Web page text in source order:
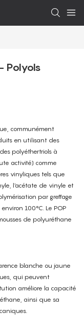
Polyols
communément
en utilisant des
polyéthertriols à
activité) comme
vinyliques tels que
l'acétate de vinyle et
par greffage
100°C. Le POP
de polyuréthane
blanche ou jaune
qui peuvent
améliore la capacité
ainsi que sa